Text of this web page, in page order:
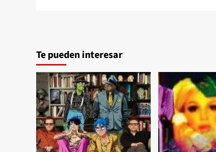
Te pueden interesar